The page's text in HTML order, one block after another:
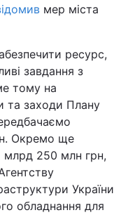
мер міста
ресурс,
завдання з
тому на
та заходи Плану
Окремо ще
млрд 250 млн грн,
України
обладнання для